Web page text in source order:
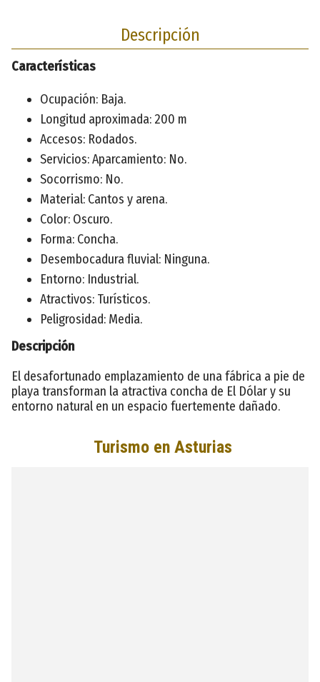
Descripción
Características
Ocupación: Baja.
Longitud aproximada: 200 m
Accesos: Rodados.
Servicios: Aparcamiento: No.
Socorrismo: No.
Material: Cantos y arena.
Color: Oscuro.
Forma: Concha.
Desembocadura fluvial: Ninguna.
Entorno: Industrial.
Atractivos: Turísticos.
Peligrosidad: Media.
Descripción
El desafortunado emplazamiento de una fábrica a pie de
playa transforman la atractiva concha de El Dólar y su
entorno natural en un espacio fuertemente dañado.